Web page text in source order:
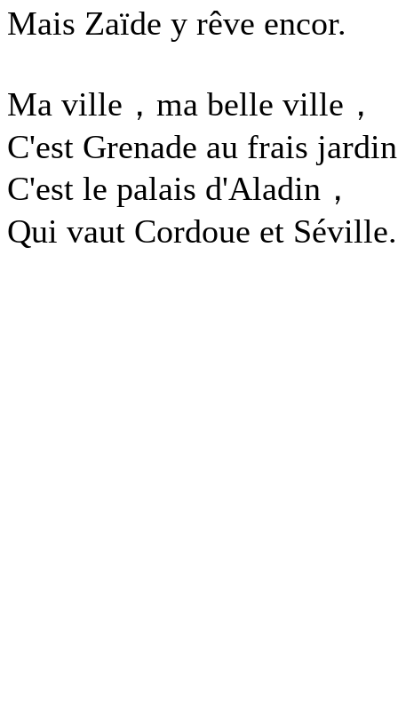
Mais Zaïde y rêve encor.
Ma ville，ma belle ville，
C'est Grenade au frais
C'est le palais d'Aladin，
Qui vaut Cordoue et Séville.